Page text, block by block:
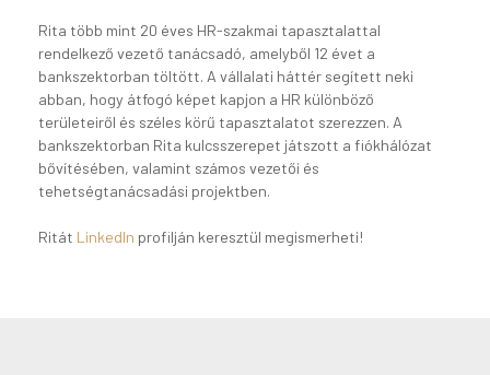
Rita több mint 20 éves HR-szakmai tapasztalattal
rendelkező vezető tanácsadó, amelyből 12 évet a
bankszektorban töltött. A vállalati háttér segített neki
abban, hogy átfogó képet kapjon a HR különböző
területeiről és széles körű tapasztalatot szerezzen. A
bankszektorban Rita kulcsszerepet játszott a fiókhálózat
bővítésében, valamint számos vezetői és
tehetségtanácsadási projektben.
Ritát LinkedIn profilján keresztül megismerheti!